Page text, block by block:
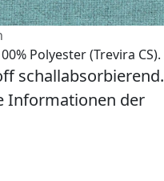
Polyester (Trevira CS).
schallabsorbierend.
Informationen der